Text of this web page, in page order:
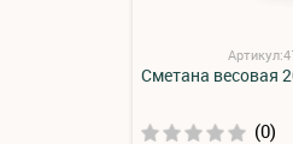
Сметана весовая
(0)